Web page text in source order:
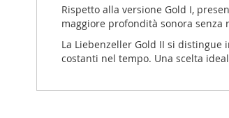
Rispetto alla versione Gold I,
maggiore profondità sonora
La Liebenzeller Gold II si
costanti nel tempo. Una scelta